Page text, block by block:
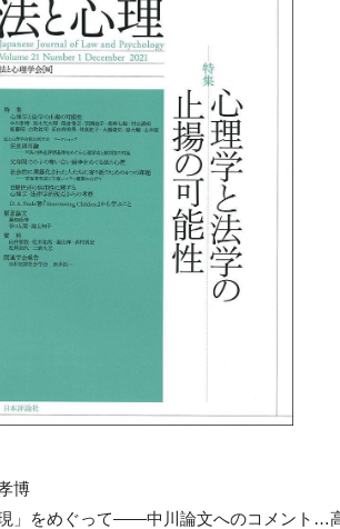
博
」をめぐって——中川論文へのコメント…